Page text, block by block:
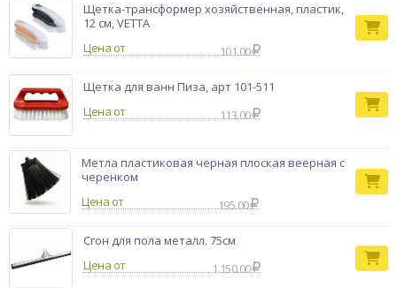
Щетка-трансформер хозяйственная, пластик,
12 см, VETTA
Цена от
101.00
Щетка для ванн Пиза, арт 101-511
Цена от
113.00
Метла пластиковая черная плоская веерная с
черенком
Цена от
195.00
Сгон для пола металл. 75см
Цена от
1 150.00